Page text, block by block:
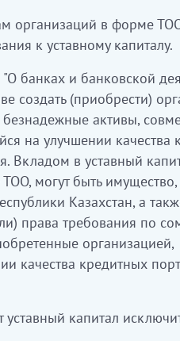
в форме ТОО
к уставному капиталу.
банках и банковской
создать (приобрести)
активы,
на улучшении качества
Вкладом в уставный
могут быть имущество,
Казахстан, а
права требования по
организацией,
качества кредитных
капитал